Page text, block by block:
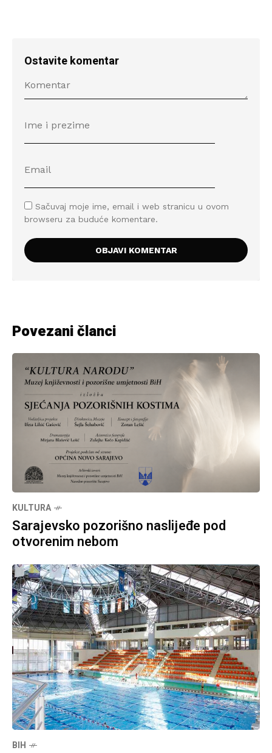
Ostavite komentar
Sačuvaj moje ime, email i web stranicu u ovom
browseru za buduće komentare.
Povezani članci
KULTURA
Sarajevsko pozorišno naslijeđe pod
otvorenim nebom
BIH